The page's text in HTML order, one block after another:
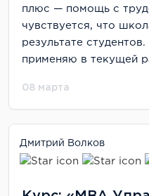
плюс — помощь с
чувствуется, что
результате
применяю в текущей
08 марта
Дмитрий Волков